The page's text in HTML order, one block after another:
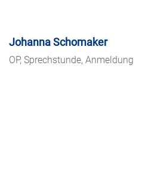
Johanna Schomaker
OP, Sprechstunde, Anmeldung